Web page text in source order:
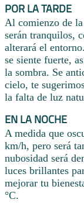
POR LA TARDE
Al comienzo de
serán tranquilos,
alterará el
se siente fuerte,
la sombra. Se
cielo, te
la falta de luz
EN LA NOCHE
A medida que
km/h, pero será
nubosidad será
luces brillantes
mejorar tu
°C.